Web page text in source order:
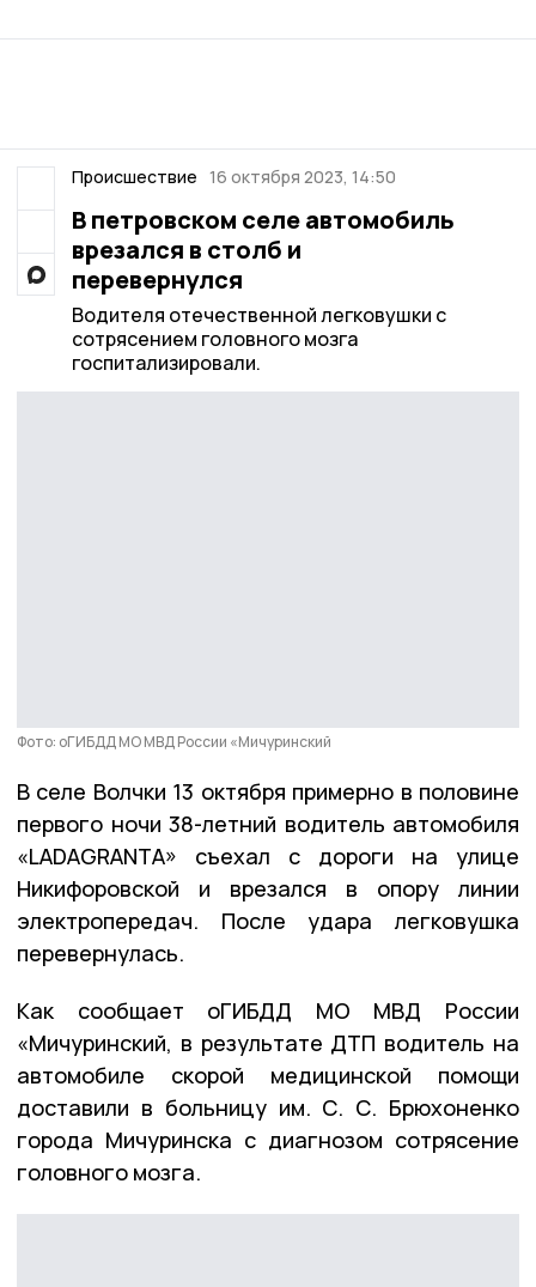
Происшествие 16 октября 2023, 14:50
В петровском селе автомобиль
врезался в столб и
перевернулся
Водителя отечественной легковушки с
сотрясением головного мозга
госпитализировали.
Фото: оГИБДД МО МВД России «Мичуринский
В селе Волчки 13 октября примерно в половине
первого ночи 38-летний водитель автомобиля
«LADAGRANTA» съехал с дороги на улице
Никифоровской и врезался в опору линии
электропередач. После удара легковушка
перевернулась.
Как сообщает оГИБДД МО МВД России
«Мичуринский, в результате ДТП водитель на
автомобиле скорой медицинской помощи
доставили в больницу им. С. С. Брюхоненко
города Мичуринска с диагнозом сотрясение
головного мозга.